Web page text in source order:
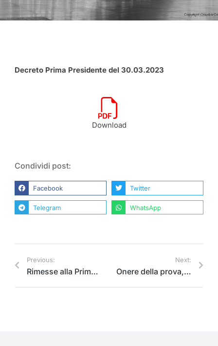
Decreto Prima Presidente del 30.03.2023
Download
Condividi post:
Facebook Twitter
Telegram WhatsApp
Previous:
Rimesse alla Prima Presidente le questioni di giurisdizione e di qualificazione dell’azione di restituzione di contributi pubblici nel settore agricolo
Next:
Onere della prova, e di allegazione, nel giudizio di appello